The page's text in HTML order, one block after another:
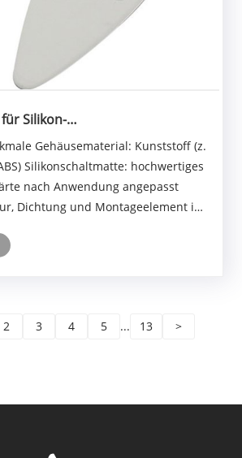
Silikon-
Gehäusematerial: Kunststoff (z.
Silikonschaltmatte: hochwertiges
nach Anwendung angepasst
Dichtung und Montageelement in
Serienfertigung: getrennt......
2 3 4 5 ... 13 >